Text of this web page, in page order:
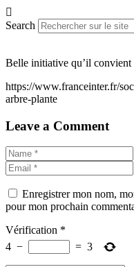
Search
Belle initiative qu’il convient
https://www.franceinter.fr/
arbre-plante
Leave a Comment
Enregistrer mon nom,
pour mon prochain
Vérification *
4 − = 3